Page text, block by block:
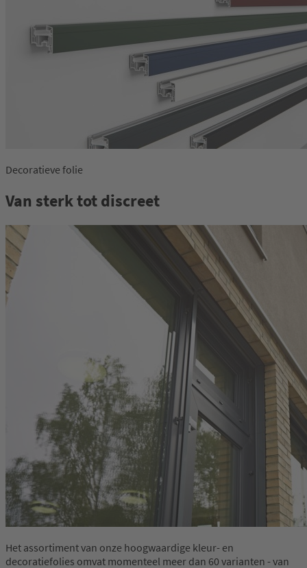
Decoratieve folie
Van sterk tot discreet
Het assortiment van onze hoogwaardige kleur- en
decoratiefolies omvat momenteel meer dan 60 varianten - van